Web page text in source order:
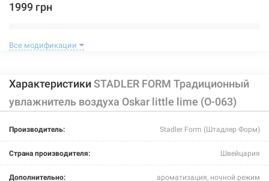
1999 грн
Артикул:223695
STADLER FORM Традиционный увлажнитель воздуха
Oskar Little chili red (O-064)
Все модификации
ХарактеристикиSTADLER FORM Традиционный
увлажнитель воздуха Oskar little lime (O-063)
Производитель: Stadler Form (Штадлер Форм)
Страна производителя: Швейцария
Дополнительно: ароматизация, ночной режим